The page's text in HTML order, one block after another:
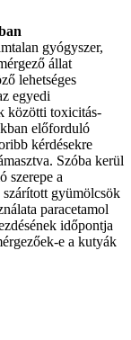
gyógyszer,
állat
lehetséges
egyedi
közötti toxicitás-
előforduló
kérdésekre
Szóba kerül
szerepe a
szárított gyümölcsök
paracetamol
időpontja
e a kutyák